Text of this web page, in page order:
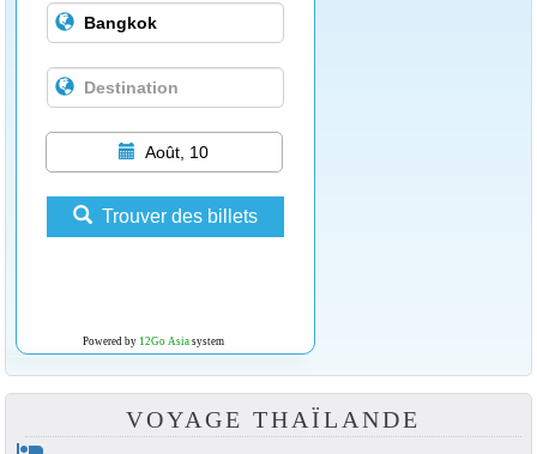
Août, 10
Trouver des billets
Powered by 12Go Asiasystem
VOYAGE THAÏLANDE